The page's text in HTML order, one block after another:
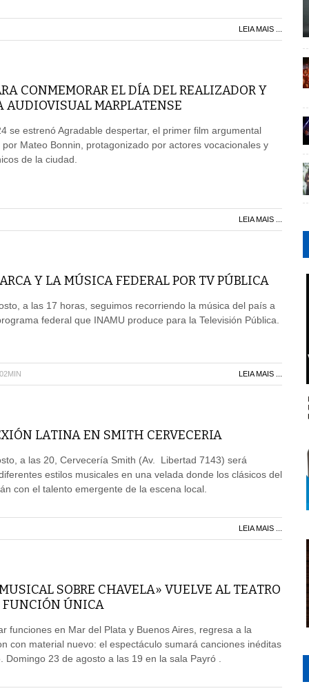
LEIA MAIS ...
CONMEMORAR EL DÍA DEL REALIZADOR Y
AUDIOVISUAL MARPLATENSE
se estrenó Agradable despertar, el primer film argumental
Mateo Bonnin, protagonizado por actores vocacionales y
de la ciudad.
LEIA MAIS ...
Y LA MÚSICA FEDERAL POR TV PÚBLICA
a las 17 horas, seguimos recorriendo la música del país a
federal que INAMU produce para la Televisión Pública.
LEIA MAIS ...
LATINA EN SMITH CERVECERIA
a las 20, Cervecería Smith (Av. Libertad 7143) será
estilos musicales en una velada donde los clásicos del
con el talento emergente de la escena local.
LEIA MAIS ...
SOBRE CHAVELA» VUELVE AL TEATRO
ÚNICA
funciones en Mar del Plata y Buenos Aires, regresa a la
con material nuevo: el espectáculo sumará canciones inéditas
Domingo 23 de agosto a las 19 en la sala Payró .